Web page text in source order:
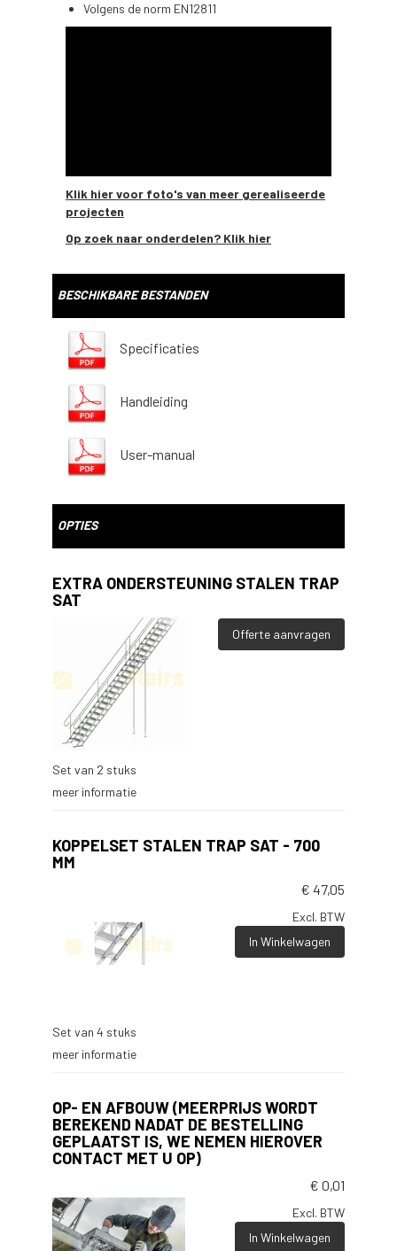
Volgens de norm EN12811
Klik hier voor foto's van meer gerealiseerde
projecten
Op zoek naar onderdelen? Klik hier
BESCHIKBARE BESTANDEN
Specificaties
Handleiding
User-manual
OPTIES
EXTRA ONDERSTEUNING STALEN TRAP
SAT
Offerte aanvragen
Set van 2 stuks
meer informatie
KOPPELSET STALEN TRAP SAT - 700
MM
€ 47,05
Excl. BTW
In Winkelwagen
Set van 4 stuks
meer informatie
OP- EN AFBOUW (MEERPRIJS WORDT
BEREKEND NADAT DE BESTELLING
GEPLAATST IS, WE NEMEN HIEROVER
CONTACT MET U OP)
€ 0,01
Excl. BTW
In Winkelwagen